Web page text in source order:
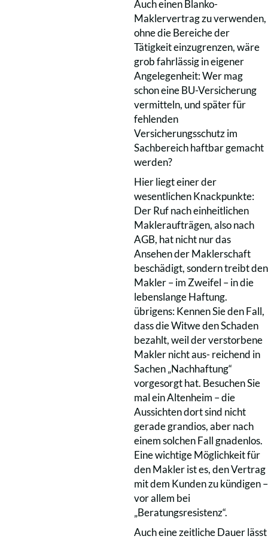
Auch einen Blanko-
Maklervertrag zu verwenden,
ohne die Bereiche der
Tätigkeit einzugrenzen, wäre
grob fahrlässig in eigener
Angelegenheit: Wer mag
schon eine BU-Versicherung
vermitteln, und später für
fehlenden
Versicherungsschutz im
Sachbereich haftbar gemacht
werden?
Hier liegt einer der
wesentlichen Knackpunkte:
Der Ruf nach einheitlichen
Makleraufträgen, also nach
AGB, hat nicht nur das
Ansehen der Maklerschaft
beschädigt, sondern treibt den
Makler – im Zweifel – in die
lebenslange Haftung.
übrigens: Kennen Sie den Fall,
dass die Witwe den Schaden
bezahlt, weil der verstorbene
Makler nicht aus- reichend in
Sachen „Nachhaftung“
vorgesorgt hat. Besuchen Sie
mal ein Altenheim – die
Aussichten dort sind nicht
gerade grandios, aber nach
einem solchen Fall gnadenlos.
Eine wichtige Möglichkeit für
den Makler ist es, den Vertrag
mit dem Kunden zu kündigen –
vor allem bei
„Beratungsresistenz“.
Auch eine zeitliche Dauer lässt